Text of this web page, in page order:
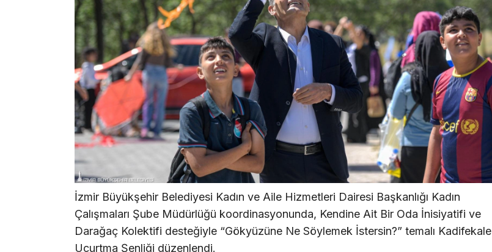
İzmir Büyükşehir Belediyesi Kadın ve Aile Hizmetleri Dairesi Başkanlığı Kadın
Çalışmaları Şube Müdürlüğü koordinasyonunda, Kendine Ait Bir Oda İnisiyatifi ve
Darağaç Kolektifi desteğiyle “Gökyüzüne Ne Söylemek İstersin?” temalı Kadifekale
Uçurtma Şenliği düzenlendi.